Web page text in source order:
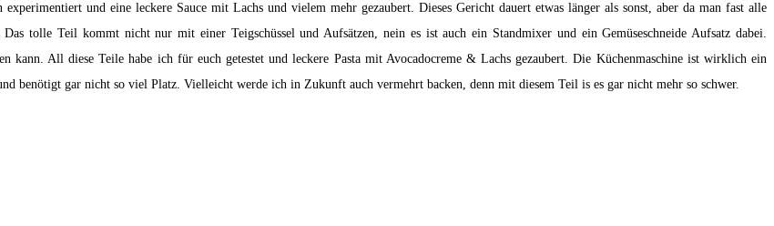
und eine leckere Sauce mit Lachs und vielem mehr gezaubert. Dieses Gericht dauert etwas länger als sonst, aber da man fast alle
tolle Teil kommt nicht nur mit einer Teigschüssel und Aufsätzen, nein es ist auch ein Standmixer und ein Gemüseschneide Aufsatz dabei.
kann. All diese Teile habe ich für euch getestet und leckere Pasta mit Avocadocreme & Lachs gezaubert. Die Küchenmaschine ist wirklich ein
benötigt gar nicht so viel Platz. Vielleicht werde ich in Zukunft auch vermehrt backen, denn mit diesem Teil is es gar nicht mehr so schwer.